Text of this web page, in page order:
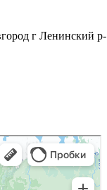
г Ленинский р-